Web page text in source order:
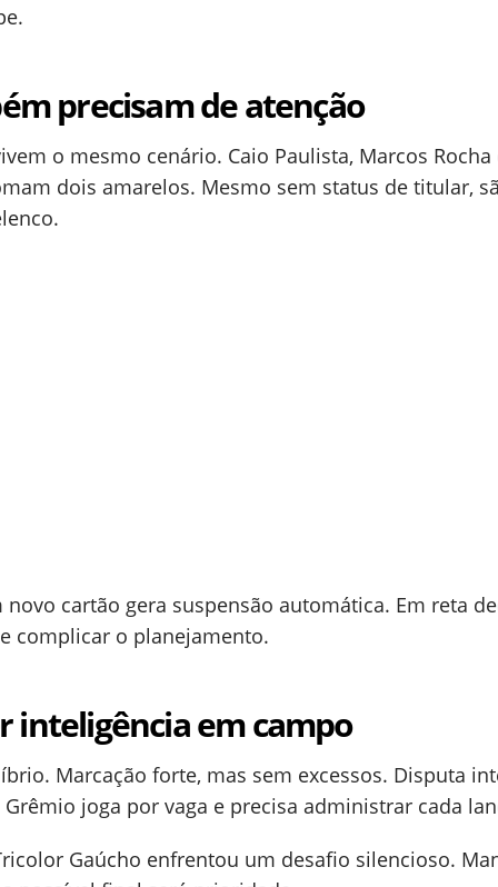
precisam de atenção
o mesmo cenário. Caio Paulista, Marcos Rocha
dois amarelos. Mesmo sem status de titular,
cartão gera suspensão automática. Em reta
complicar o planejamento.
inteligência em campo
Marcação forte, mas sem excessos. Disputa
joga por vaga e precisa administrar cada
Gaúcho enfrentou um desafio silencioso.